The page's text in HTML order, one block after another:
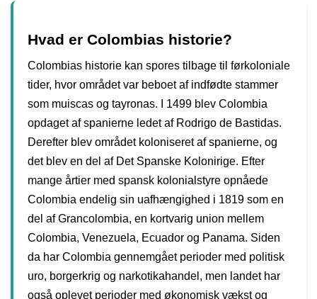
Hvad er Colombias historie?
Colombias historie kan spores tilbage til førkoloniale
tider, hvor området var beboet af indfødte stammer
som muiscas og tayronas. I 1499 blev Colombia
opdaget af spanierne ledet af Rodrigo de Bastidas.
Derefter blev området koloniseret af spanierne, og
det blev en del af Det Spanske Kolonirige. Efter
mange årtier med spansk kolonialstyre opnåede
Colombia endelig sin uafhængighed i 1819 som en
del af Grancolombia, en kortvarig union mellem
Colombia, Venezuela, Ecuador og Panama. Siden
da har Colombia gennemgået perioder med politisk
uro, borgerkrig og narkotikahandel, men landet har
også oplevet perioder med økonomisk vækst og